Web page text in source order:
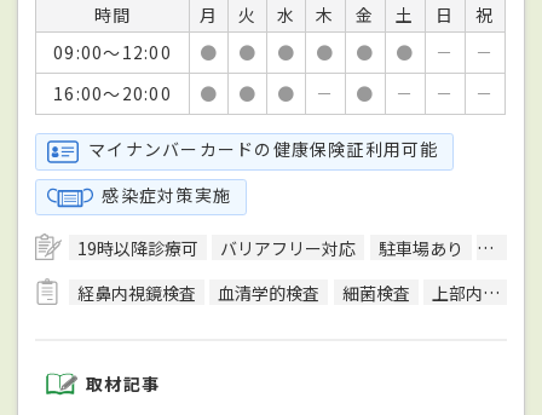
時間 月 火 水 木 金 土 日
祝
09:00～12:00
● ● ● ● ● ● －
－
16:00～20:00
● ● ● － ● － － －
マイナンバーカードの健康保険証利用可能
感染症対策実施
19時以降診療可 バリアフリー対応 駐車場あり
エレベ
経鼻内視鏡検査
血清学的検査 細菌検査 上部内視鏡検査
取材記事